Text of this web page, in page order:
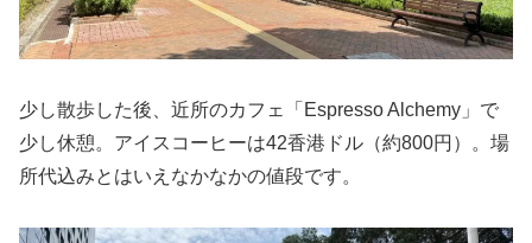
少し散歩した後、近所のカフェ「Espresso Alchemy」で
少し休憩。アイスコーヒーは42香港ドル（約800円）。場
所代込みとはいえなかなかの値段です。